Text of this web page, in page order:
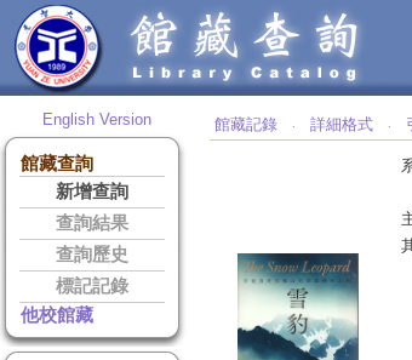
English Version
館藏查詢
新增查詢
查詢結果
查詢歷史
標記記錄
他校館藏
館藏記錄 ‧ 詳細格式 ‧